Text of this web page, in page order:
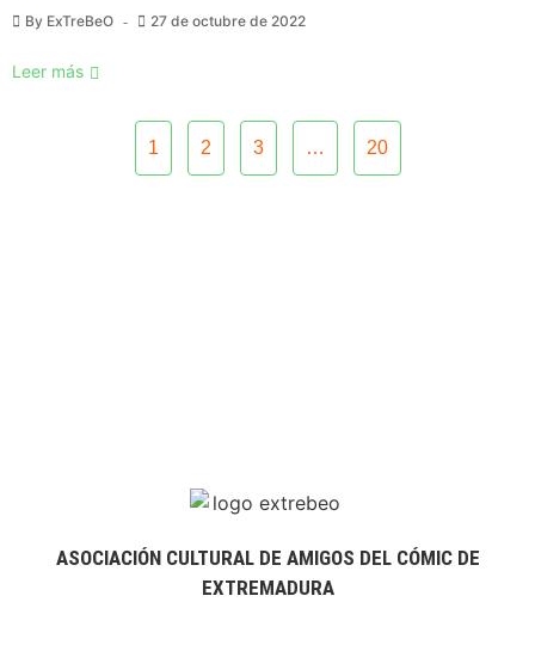
By ExTreBeO 27 de octubre de 2022
Leer más
1 2 3 … 20
ASOCIACIÓN CULTURAL DE AMIGOS DEL CÓMIC DE
EXTREMADURA